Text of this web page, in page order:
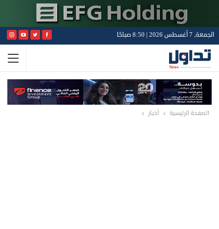
الجمعة, 7 أغسطس 2026 | 8:50 صباحًا
الصفحة الرئيسية أخبار